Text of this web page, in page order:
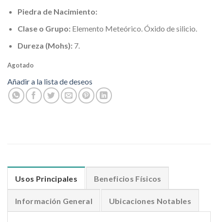
Piedra de Nacimiento:
Clase o Grupo:Elemento Meteórico. Óxido de silicio.
Dureza (Mohs):7.
Agotado
Añadir a la lista de deseos
Usos Principales Beneficios Físicos
Información General Ubicaciones Notables